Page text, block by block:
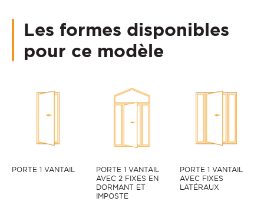
Les formes disponibles
pour ce modèle
PORTE 1 VANTAIL
PORTE 1 VANTAIL
AVEC 2 FIXES EN
DORMANT ET
IMPOSTE
PORTE 1 VANTAIL
AVEC FIXES
LATÉRAUX